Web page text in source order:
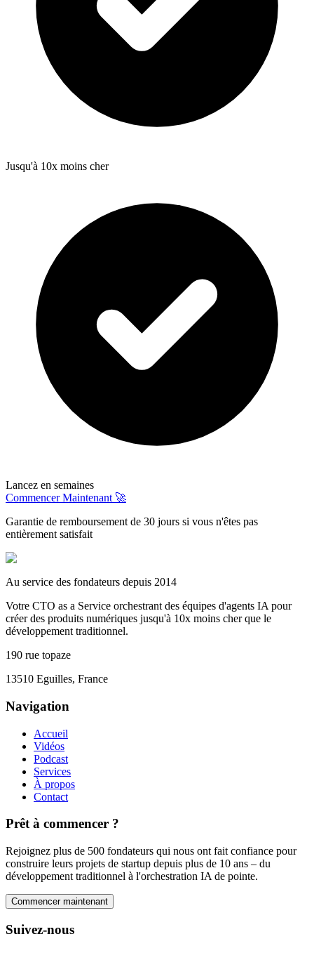
Jusqu'à 10x moins cher
Lancez en semaines
Commencer Maintenant 🚀
Garantie de remboursement de 30 jours si vous n'êtes pas
entièrement satisfait
Au service des fondateurs depuis 2014
Votre CTO as a Service orchestrant des équipes d'agents IA pour
créer des produits numériques jusqu'à 10x moins cher que le
développement traditionnel.
190 rue topaze
13510 Eguilles, France
Navigation
Accueil
Vidéos
Podcast
Services
À propos
Contact
Prêt à commencer ?
Rejoignez plus de 500 fondateurs qui nous ont fait confiance pour
construire leurs projets de startup depuis plus de 10 ans – du
développement traditionnel à l'orchestration IA de pointe.
Commencer maintenant
Suivez-nous